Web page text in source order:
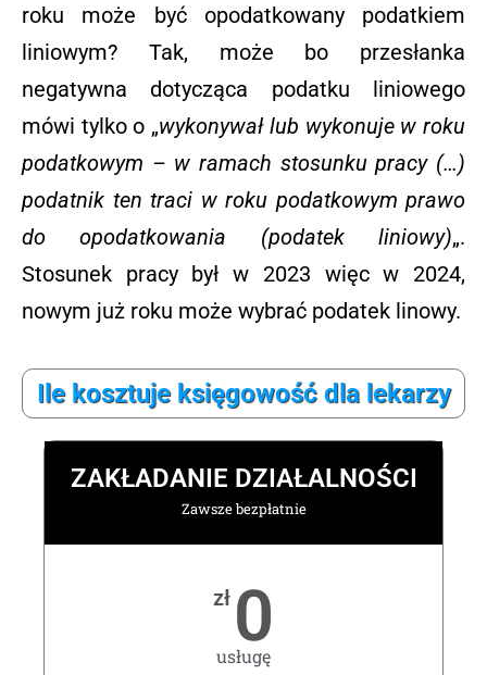
roku może być opodatkowany podatkiem
liniowym? Tak, może bo przesłanka
negatywna dotycząca podatku liniowego
mówi tylko o „wykonywał lub wykonuje w roku
podatkowym – w ramach stosunku pracy (…)
podatnik ten traci w roku podatkowym prawo
do opodatkowania (podatek liniowy)„.
Stosunek pracy był w 2023 więc w 2024,
nowym już roku może wybrać podatek linowy.
Ile kosztuje księgowość dla lekarzy
ZAKŁADANIE DZIAŁALNOŚCI
Zawsze bezpłatnie
zł 0
usługę